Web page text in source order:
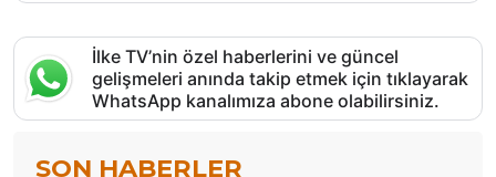
İlke TV’nin özel haberlerini ve güncel
gelişmeleri anında takip etmek için tıklayarak
WhatsApp kanalımıza abone olabilirsiniz.
SON HABERLER